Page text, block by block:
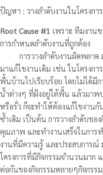
ปัญหา : วางลำดับงานในโครงกา
Root Cause #1 เพราะ ทีมงาน
การกำหนดลำดับงานที่ถูกต้อง
การวางลำดับงานผิดพลาด ส่
มาแก้ไขงานเดิม เช่น ในโครงก
พื้นบ้านไปเรียบร้อย โดยไม่ได้มี
น้ำต่างๆ ที่ฝังอยู่ใต้พื้น แล้วมา
หรือรั่ว ก็จะทำให้ต้องแก้ไขงาน
ซ้ำเดิม เป็นต้น การวางลำดับขอ
คุณภาพ และทำงานเสร็จในการ
งานที่มีความรู้ และประสบการณ์
โครงการที่มีกิจกรรมจำนวนมาก
ต่อกันของกิจกรรมหลายๆกิจกรร